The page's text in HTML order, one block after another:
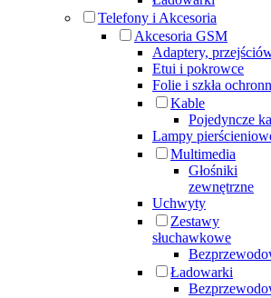
Telefony i Akcesoria
Akcesoria GSM
Adaptery,
Etui i pokrowce
Folie i szkła
Kable
Pojedyncze
Lampy
Multimedia
Głośniki
zewnętrzne
Uchwyty
Zestawy
słuchawkowe
Ładowarki